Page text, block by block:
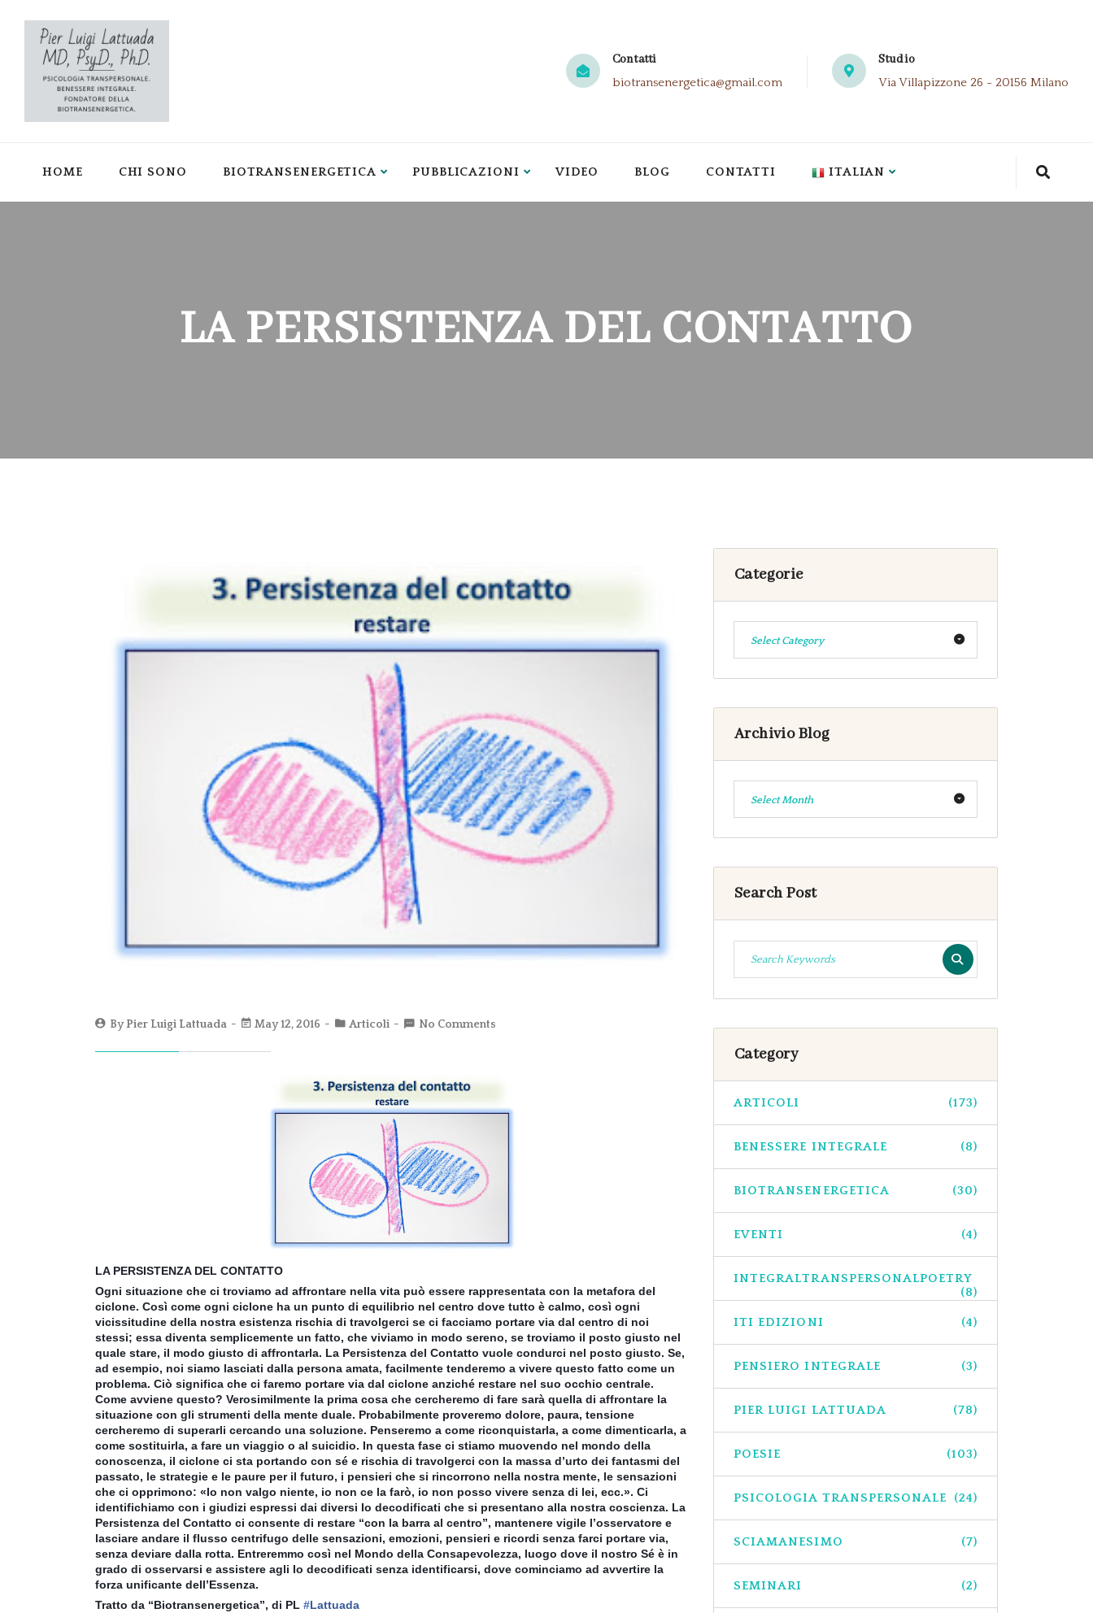
Contatti
biotransenergetica@gmail.com
Studio
Via Villapizzone 26 - 20156 Milano
HOME CHI SONO BIOTRANSENERGETICA PUBBLICAZIONI VIDEO BLOG CONTATTI ITALIAN
LA PERSISTENZA DEL CONTATTO
ByPier Luigi Lattuada May 12, 2016 Articoli No Comments
LA PERSISTENZA DEL CONTATTO
Ogni situazione che ci troviamo ad affrontare nella vita può essere rappresentata con la metafora del
ciclone. Così come ogni ciclone ha un punto di equilibrio nel centro dove tutto è calmo, così ogni
vicissitudine della nostra esistenza rischia di travolgerci se ci facciamo portare via dal centro di noi
stessi; essa diventa semplicemente un fatto, che viviamo in modo sereno, se troviamo il posto giusto nel
quale stare, il modo giusto di affrontarla. La Persistenza del Contatto vuole condurci nel posto giusto. Se,
ad esempio, noi siamo lasciati dalla persona amata, facilmente tenderemo a vivere questo fatto come un
problema. Ciò significa che ci faremo portare via dal ciclone anziché restare nel suo occhio centrale.
Come avviene questo? Verosimilmente la prima cosa che cercheremo di fare sarà quella di affrontare la
situazione con gli strumenti della mente duale. Probabilmente proveremo dolore, paura, tensione
cercheremo di superarli cercando una soluzione. Penseremo a come riconquistarla, a come dimenticarla, a
come sostituirla, a fare un viaggio o al suicidio. In questa fase ci stiamo muovendo nel mondo della
conoscenza, il ciclone ci sta portando con sé e rischia di travolgerci con la massa d’urto dei fantasmi del
passato, le strategie e le paure per il futuro, i pensieri che si rincorrono nella nostra mente, le sensazioni
che ci opprimono: «Io non valgo niente, io non ce la farò, io non posso vivere senza di lei, ecc.». Ci
identifichiamo con i giudizi espressi dai diversi Io decodificati che si presentano alla nostra coscienza. La
Persistenza del Contatto ci consente di restare “con la barra al centro”, mantenere vigile l’osservatore e
lasciare andare il flusso centrifugo delle sensazioni, emozioni, pensieri e ricordi senza farci portare via,
senza deviare dalla rotta. Entreremmo così nel Mondo della Consapevolezza, luogo dove il nostro Sé è in
grado di osservarsi e assistere agli Io decodificati senza identificarsi, dove cominciamo ad avvertire la
forza unificante dell’Essenza.
Tratto da “Biotransenergetica”, di PL ‪#‎Lattuada‬
Categorie
Select Category
Archivio Blog
Select Month
Search Post
Category
ARTICOLI (173)
BENESSERE INTEGRALE (8)
BIOTRANSENERGETICA (30)
EVENTI (4)
INTEGRALTRANSPERSONALPOETRY
(8)
ITI EDIZIONI (4)
PENSIERO INTEGRALE (3)
PIER LUIGI LATTUADA (78)
POESIE (103)
PSICOLOGIA TRANSPERSONALE (24)
SCIAMANESIMO (7)
SEMINARI (2)